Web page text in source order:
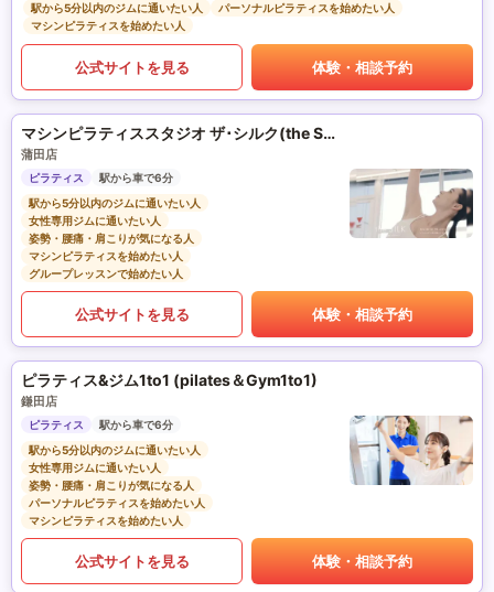
駅から5分以内のジムに通いたい人
パーソナルピラティスを始めたい人
マシンピラティスを始めたい人
公式サイトを見る 体験・相談予約
マシンピラティススタジオ ザ･シルク(the SILK)
蒲田店
ピラティス
駅から車で6分
駅から5分以内のジムに通いたい人
女性専用ジムに通いたい人
姿勢・腰痛・肩こりが気になる人
マシンピラティスを始めたい人
グループレッスンで始めたい人
公式サイトを見る 体験・相談予約
ピラティス&ジム1to1 (pilates＆Gym1to1)
鎌田店
ピラティス
駅から車で6分
駅から5分以内のジムに通いたい人
女性専用ジムに通いたい人
姿勢・腰痛・肩こりが気になる人
パーソナルピラティスを始めたい人
マシンピラティスを始めたい人
公式サイトを見る 体験・相談予約